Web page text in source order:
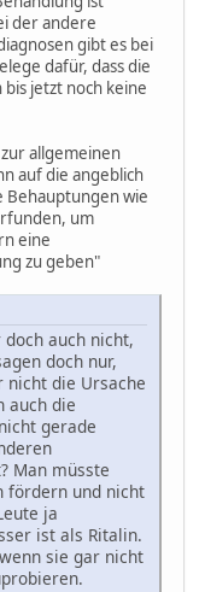
der andere
gibt es bei
dafür, dass die
bis jetzt noch keine
allgemeinen
auf die angeblich
Behauptungen wie
um
eine
zu geben"
auch nicht,
doch nur,
nicht die Ursache
auch die
gerade
Man müsste
fördern und nicht
ja
ist als Ritalin.
sie gar nicht